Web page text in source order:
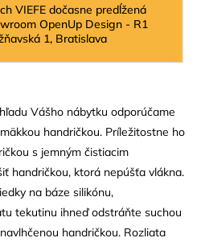
VIEFE dočasne predĺžená
OpenUp Design - R1
1, Bratislava
ručným remeselným
kus ma svoju vlastnú identitu
Na predĺženie životnosti
Vášho nábytku odporúčame
handričkou. Príležitostne ho
s jemným čistiacim
handričkou, ktorá nepúšťa vlákna.
na báze silikónu,
tekutinu ihneď odstráňte suchou
handričkou. Rozliata